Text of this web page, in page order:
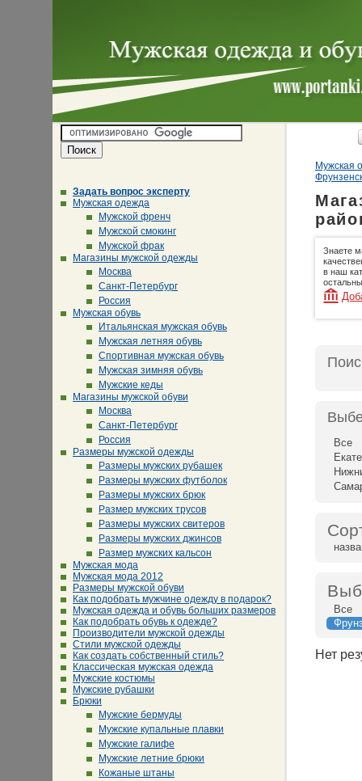
Задать вопрос эксперту
Мужская одежда
Мужской френч
Мужской смокинг
Мужской фрак
Магазины мужской одежды
Москва
Санкт-Петербург
Россия
Мужская обувь
Итальянская мужская обувь
Мужская летняя обувь
Спортивная мужская обувь
Мужская зимняя обувь
Мужские кеды
Магазины мужской обуви
Москва
Санкт-Петербург
Россия
Размеры мужской одежды
Размеры мужских рубашек
Размеры мужских футболок
Размеры мужских брюк
Размер мужских трусов
Размеры мужских свитеров
Размеры мужских джинсов
Размер мужских кальсон
Мужская мода
Мужская мода 2012
Размеры мужской обуви
Как подобрать мужчине одежду в подарок?
Мужская одежда и обувь больших размеров
Как подобрать обувь к одежде?
Производители мужской одежды
Стили мужской одежды
Как создать собственный стиль?
Классическая мужская одежда
Мужские костюмы
Мужские рубашки
Брюки
Мужские бермуды
Мужские купальные плавки
Мужские галифе
Мужские летние брюки
Кожаные штаны
Мужская
Знаете
в наш
Все
Все
Нет